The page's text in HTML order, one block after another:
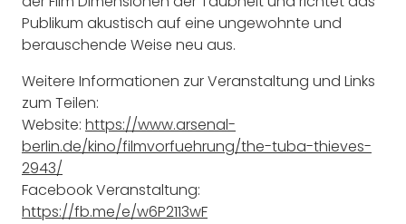
Publikum akustisch auf eine ungewohnte und
berauschende Weise neu aus.
Weitere Informationen zur Veranstaltung und Links
zum Teilen:
Website: https://www.arsenal-
berlin.de/kino/filmvorfuehrung/the-tuba-thieves-
2943/
Facebook Veranstaltung:
https://fb.me/e/w6P2113wF